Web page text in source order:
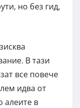
но без гид,
В тази
все повече
идва от
алеите в